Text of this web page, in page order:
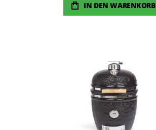
IN DEN WARENKORB